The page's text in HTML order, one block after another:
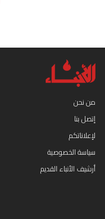
من نحن
إتصل بنا
لإعلاناتكم
سياسة الخصوصية
أرشيف الأنباء القديم